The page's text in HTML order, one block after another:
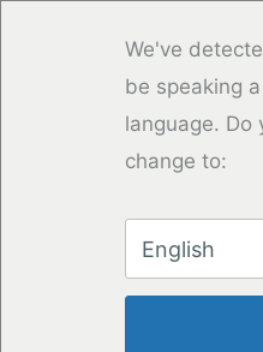
We've
be speaking
language. Do
change to:
English